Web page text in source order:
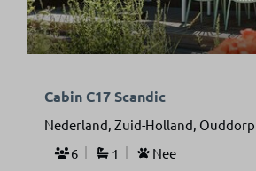
Cabin C17 Scandic
Nederland, Zuid-Holland, Ouddorp
6
1 Nee